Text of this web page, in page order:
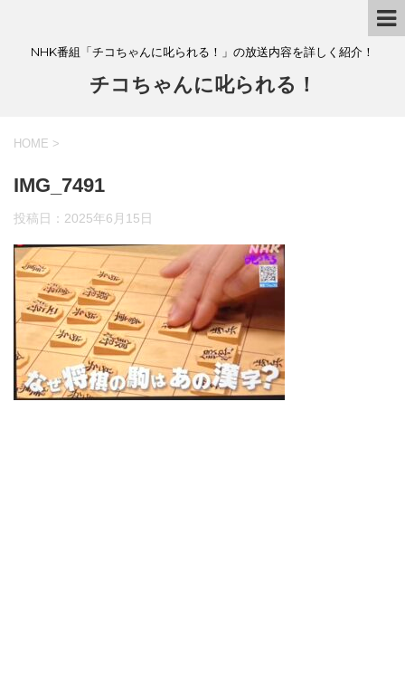
NHK番組「チコちゃんに叱られる！」の放送内容を詳しく紹介！
チコちゃんに叱られる！
HOME >
IMG_7491
投稿日： 2025年6月15日